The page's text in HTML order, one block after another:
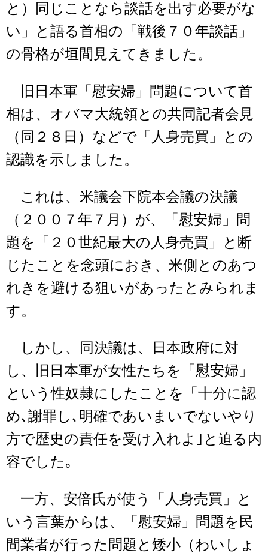
と）同じことなら談話を出す必要がな
い」と語る首相の「戦後７０年談話」
の骨格が垣間見えてきました。
旧日本軍「慰安婦」問題について首
相は、オバマ大統領との共同記者会見
（同２８日）などで「人身売買」との
認識を示しました。
これは、米議会下院本会議の決議
（２００７年７月）が、「慰安婦」問
題を「２０世紀最大の人身売買」と断
じたことを念頭におき、米側とのあつ
れきを避ける狙いがあったとみられま
す。
しかし、同決議は、日本政府に対
し、旧日本軍が女性たちを「慰安婦」
という性奴隷にしたことを「十分に認
め､謝罪し､明確であいまいでないやり
方で歴史の責任を受け入れよ｣と迫る内
容でした｡
一方、安倍氏が使う「人身売買」と
いう言葉からは、「慰安婦」問題を民
間業者が行った問題と矮小（わいしょ